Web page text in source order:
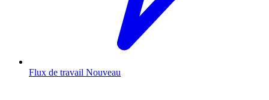
Flux de travail Nouveau